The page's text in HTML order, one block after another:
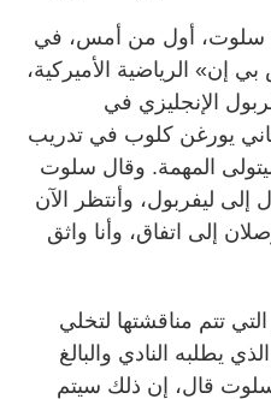
سلوت، أول من أمس، في
إن» الرياضية الأميركية،
الإنجليزي في
يورغن كلوب في تدريب
المهمة. وقال سلوت
إلى ليفربول، وأنتظر الآن
إلى اتفاق، وأنا واثق
تتم مناقشتها لتخلي
يطلبه النادي والبالغ
لكن سلوت قال، إن ذلك سيتم